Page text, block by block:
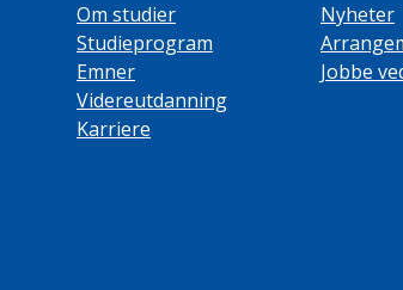
Om studier
Studieprogram
Emner
Videreutdanning
Karriere
Nyheter
Jobbe